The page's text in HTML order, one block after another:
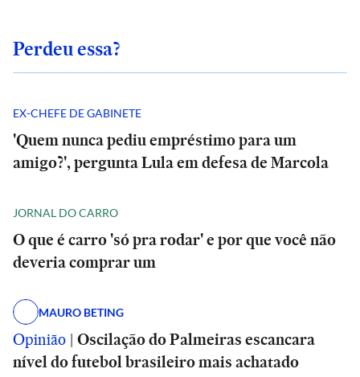
Perdeu essa?
EX-CHEFE DE GABINETE
'Quem nunca pediu empréstimo para um
amigo?', pergunta Lula em defesa de Marcola
JORNAL DO CARRO
O que é carro 'só pra rodar' e por que você não
deveria comprar um
MAURO BETING
Opinião | Oscilação do Palmeiras escancara
nível do futebol brasileiro mais achatado